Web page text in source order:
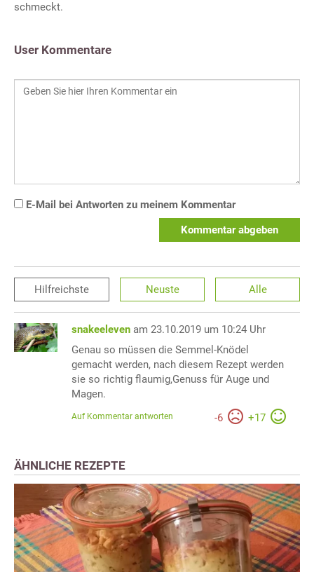
schmeckt.
User Kommentare
E-Mail bei Antworten zu meinem Kommentar
Kommentar abgeben
Hilfreichste Neuste Alle
snakeeleven am 23.10.2019 um 10:24 Uhr
Genau so müssen die Semmel-Knödel
gemacht werden, nach diesem Rezept werden
sie so richtig flaumig,Genuss für Auge und
Magen.
-6 +17
Auf Kommentar antworten
ÄHNLICHE REZEPTE